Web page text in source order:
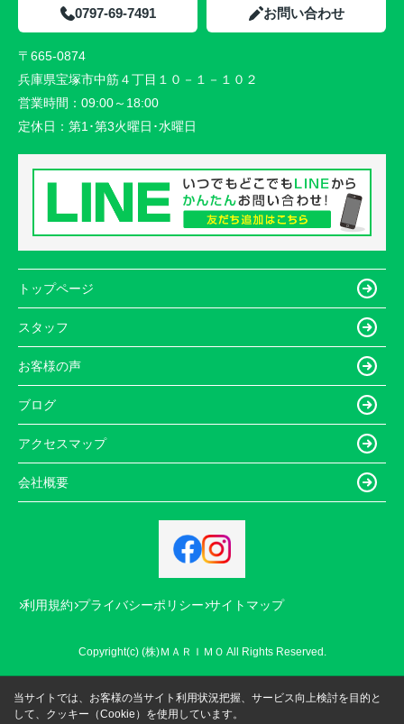
0797-69-7491 お問い合わせ
〒665-0874
兵庫県宝塚市中筋４丁目１０－１－１０２
営業時間： 09:00～18:00
定休日： 第1･第3火曜日･水曜日
トップページ
スタッフ
お客様の声
ブログ
アクセスマップ
会社概要
利用規約 プライバシーポリシー サイトマップ
Copyright(c) (株)ＭＡＲＩＭＯ All Rights Reserved.
当サイトでは、お客様の当サイト利用状況把握、サービス向上検討を目的と
して、クッキー（Cookie）を使用しています。